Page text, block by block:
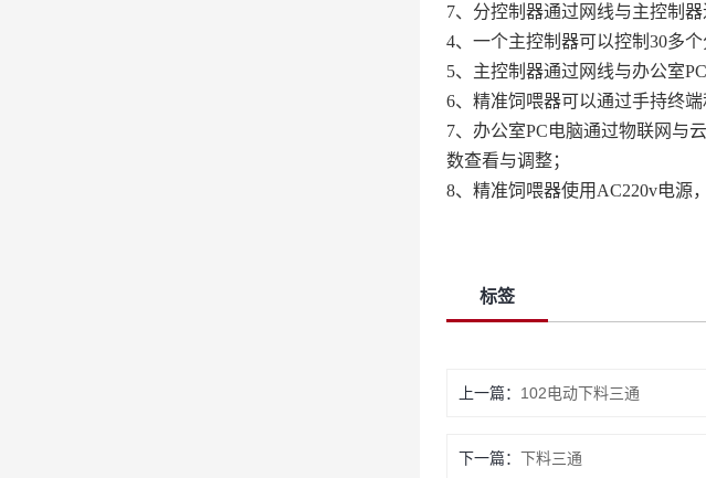
7、 分控制器通过网线与主控制器
4、 一个主控制器可以控制 30多个
5、 主控制器通过网线与办公室
6、 精准饲喂器可以通过手持终端
7、 办公室PC电脑通过物联网与
数查看与调整；
8、 精准饲喂器使用 AC220v电源
标签
上一篇： 102电动下料三通
下一篇： 下料三通